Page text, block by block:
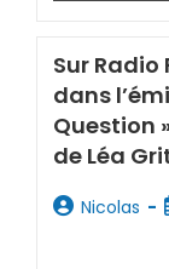
Sur
dans
Question
de Léa
Nicolas